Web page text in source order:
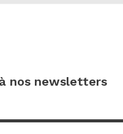
nos newsletters